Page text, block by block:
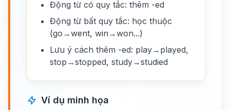
Động từ có quy tắc: thêm -ed
Động từ bất quy tắc: học thuộc
(go→went, win→won...)
Lưu ý cách thêm -ed: play→played,
stop→stopped, study→studied
Ví dụ minh họa